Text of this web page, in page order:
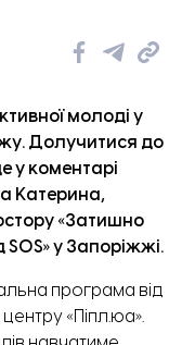
молоді у
Долучитися до
у коментарі
Катерина,
«Затишно
у Запоріжжі.
програма від
«Піпл.юа».